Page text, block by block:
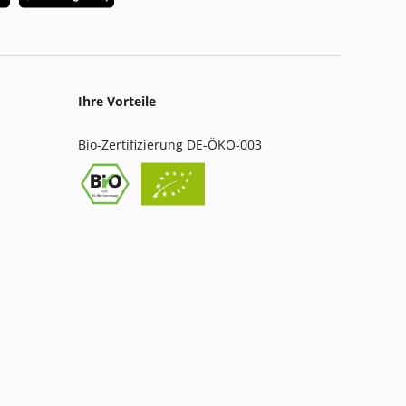
Ihre Vorteile
Bio-Zertifizierung DE-ÖKO-003